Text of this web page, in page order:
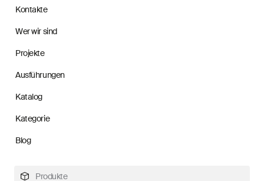
Kontakte
Wer wir sind
Projekte
Ausführungen
Katalog
Kategorie
Blog
Produkte